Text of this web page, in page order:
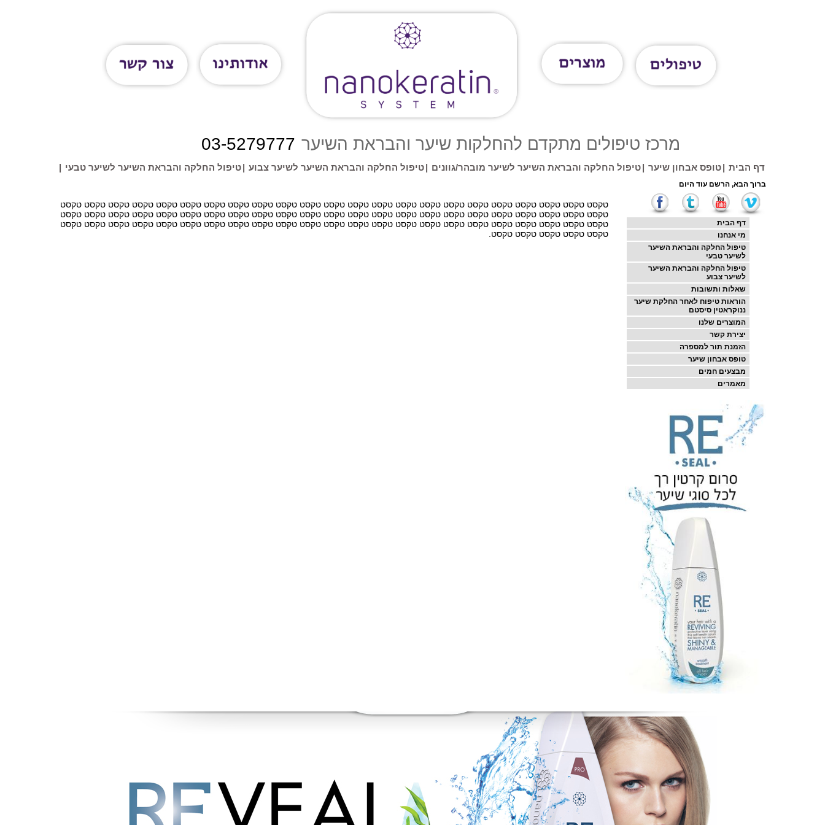
מרכז טיפולים מתקדם להחלקות שיער והבראת השיער 03-5279777
דף הבית |טופס אבחון שיער |טיפול החלקה והבראת השיער לשיער מובהר/גוונים |טיפול החלקה והבראת השיער לשיער צבוע |טיפול החלקה והבראת השיער לשיער טבעי |
דף הבית
מי אנחנו
טיפול החלקה והבראת השיער
לשיער טבעי
טיפול החלקה והבראת השיער
לשיער צבוע
שאלות ותשובות
הוראות טיפוח לאחר החלקת שיער
ננוקראטין סיסטם
המוצרים שלנו
יצירת קשר
הזמנת תור למספרה
טופס אבחון שיער
מבצעים חמים
מאמרים
טקסט טקסט טקסט טקסט טקסט טקסט טקסט טקסט טקסט טקסט טקסט טקסט טקסט טקסט טקסט טקסט טקסט טקסט טקסט טקסט טקסט טקסט טקסט
טקסט טקסט טקסט טקסט טקסט טקסט טקסט טקסט טקסט טקסט טקסט טקסט טקסט טקסט טקסט טקסט טקסט טקסט טקסט טקסט טקסט טקסט טקסט
טקסט טקסט טקסט טקסט טקסט טקסט טקסט טקסט טקסט טקסט טקסט טקסט טקסט טקסט טקסט טקסט טקסט טקסט טקסט טקסט טקסט טקסט טקסט
טקסט טקסט טקסט טקסט טקסט.